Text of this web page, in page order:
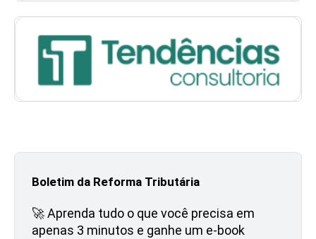
Boletim da Reforma Tributária
🚀 Aprenda tudo o que você precisa em
apenas 3 minutos e ganhe um e-book